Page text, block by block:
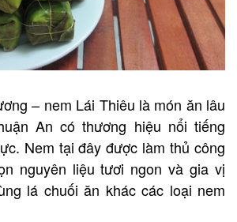
– nem Lái Thiêu là món ăn lâu
An có thương hiệu nổi tiếng
Nem tại đây được làm thủ công
nguyên liệu tươi ngon và gia vị
lá chuối ăn khác các loại nem